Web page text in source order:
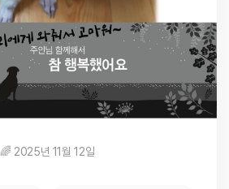
🌈 2025년 11월 12일